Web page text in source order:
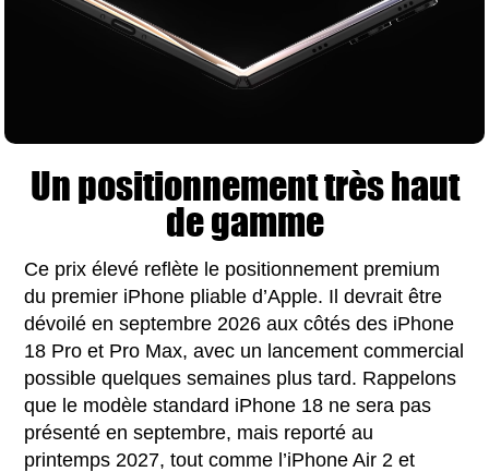
Un positionnement très haut
de gamme
Ce prix élevé reflète le positionnement premium
du premier iPhone pliable d’Apple. Il devrait être
dévoilé en septembre 2026 aux côtés des iPhone
18 Pro et Pro Max, avec un lancement commercial
possible quelques semaines plus tard. Rappelons
que le modèle standard iPhone 18 ne sera pas
présenté en septembre, mais reporté au
printemps 2027, tout comme l’iPhone Air 2 et